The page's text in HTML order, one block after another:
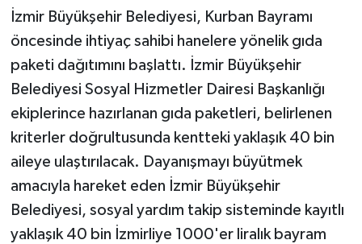
İzmir Büyükşehir Belediyesi, Kurban Bayramı
öncesinde ihtiyaç sahibi hanelere yönelik gıda
paketi dağıtımını başlattı. İzmir Büyükşehir
Belediyesi Sosyal Hizmetler Dairesi Başkanlığı
ekiplerince hazırlanan gıda paketleri, belirlenen
kriterler doğrultusunda kentteki yaklaşık 40 bin
aileye ulaştırılacak. Dayanışmayı büyütmek
amacıyla hareket eden İzmir Büyükşehir
Belediyesi, sosyal yardım takip sisteminde kayıtlı
yaklaşık 40 bin İzmirliye 1000'er liralık bayram